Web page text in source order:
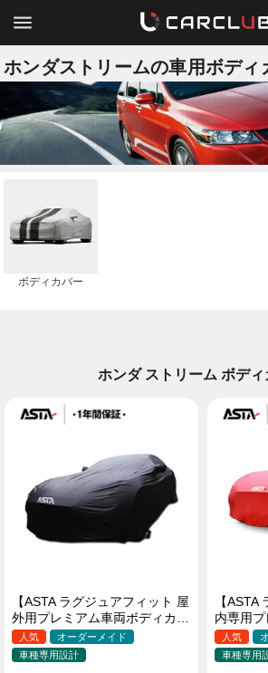
ホンダストリームの車用ボディ
ボディカバー
ホンダ ストリーム ボディ
【ASTA ラグジュアフィット 屋
外用プレミアム車両ボディカバ
ー】PUレザー製 オーダーメイ
ド 高級感 裏起毛車カバー 強風
対策
人気
オーダーメイド
車種専用設計
【
内専用プ
バー】オ
生地
人気
車種専用